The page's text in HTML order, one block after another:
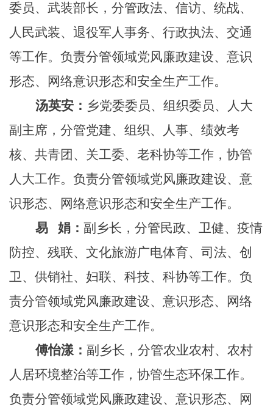
委员、武装部长，分管政法、信访、统战、
人民武装、退役军人事务、行政执法、交通
等工作。负责分管领域党风廉政建设、意识
形态、网络意识形态和安全生产工作。
汤英安： 乡党委委员、组织委员、人大
副主席，分管党建、组织、人事、绩效考
核、共青团、关工委、老科协等工作，协管
人大工作。负责分管领域党风廉政建设、意
识形态、网络意识形态和安全生产工作。
易
娟： 副乡长，分管民政、卫健、疫情
防控、残联、文化旅游广电体育、司法、创
卫、供销社、妇联、科技、科协等工作。负
责分管领域党风廉政建设、意识形态、网络
意识形态和安全生产工作。
傅怡漾： 副乡长，分管农业农村、农村
人居环境整治等工作，协管生态环保工作。
负责分管领域党风廉政建设、意识形态、网